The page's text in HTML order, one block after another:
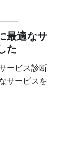
最適なサ
た
ービス診断
サービスを